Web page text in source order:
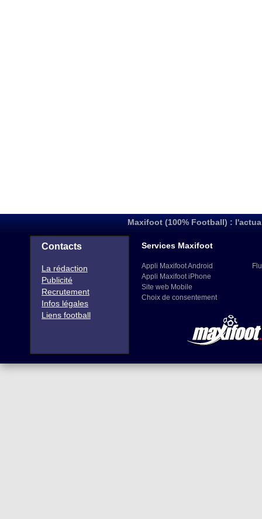
Maxifoot (100% Football) :
Contacts
La rédaction
Publicité
Recrutement
Infos légales
Liens football
Services Maxifoot
Appli Maxifoot Android
Appli Maxifoot iPhone
Site web Mobile
Choix de consentement